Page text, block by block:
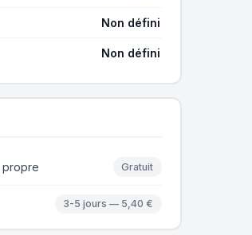
Non défini
Non défini
propre Gratuit
3-5 jours — 5,40 €